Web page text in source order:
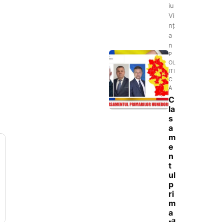
iu
Vi
nț
a
n
P
OL
ITI
C
Ă
C
la
s
a
m
e
n
t
ul
p
ri
m
a